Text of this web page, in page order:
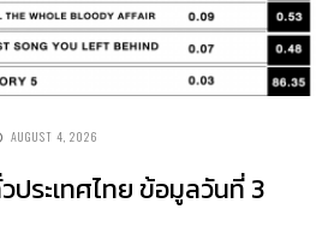
AUGUST 4, 2026
ระเทศไทย ข้อมูลวันที่ 3